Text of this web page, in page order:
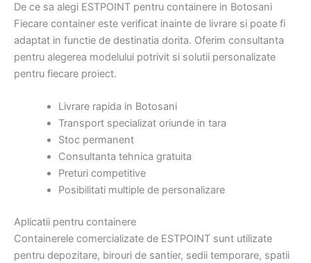
De ce sa alegi ESTPOINT pentru containere in Botosani
Fiecare container este verificat inainte de livrare si poate fi
adaptat in functie de destinatia dorita. Oferim consultanta
pentru alegerea modelului potrivit si solutii personalizate
pentru fiecare proiect.
Livrare rapida in Botosani
Transport specializat oriunde in tara
Stoc permanent
Consultanta tehnica gratuita
Preturi competitive
Posibilitati multiple de personalizare
Aplicatii pentru containere
Containerele comercializate de ESTPOINT sunt utilizate
pentru depozitare, birouri de santier, sedii temporare, spatii